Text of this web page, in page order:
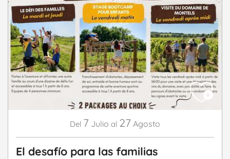
Del 7 Julio al 27 Agosto
El desafío para las familias